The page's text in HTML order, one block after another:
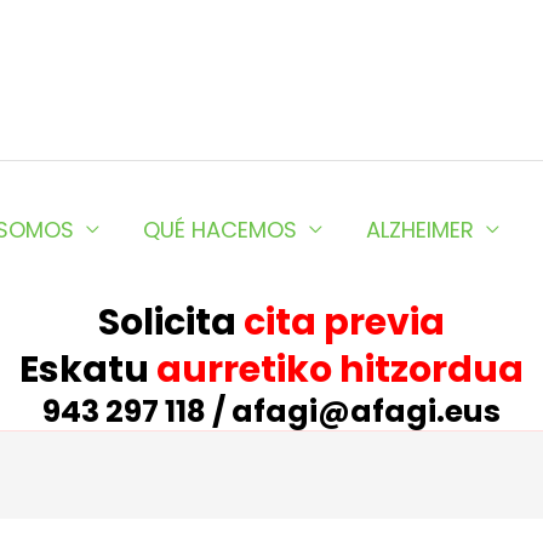
QUÉ HACEMOS ALZHEIMER
Solicita cita previa
Eskatu aurretiko hitzordua
943 297 118 / afagi@afagi.eus